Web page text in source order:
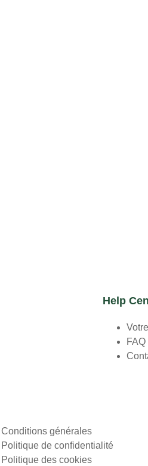
Help
FAQ
Conditions générales
Politique de confidentialité
Politique des cookies